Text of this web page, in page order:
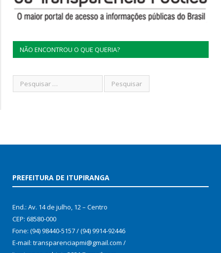
NÃO ENCONTROU O QUE QUERIA?
PREFEITURA DE ITUPIRANGA
End.: Av. 14 de julho, 12 – Centro
CEP: 68580-000
Fone: (94) 98440-5157 / (94) 9914-92446
E-mail: transparenciapmi@gmail.com /